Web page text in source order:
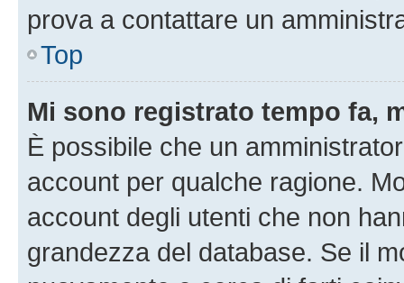
prova a contattare un
Top
Mi sono registrato tempo fa,
È possibile che un
account per qualche ragione.
account degli utenti che non
grandezza del database. Se il